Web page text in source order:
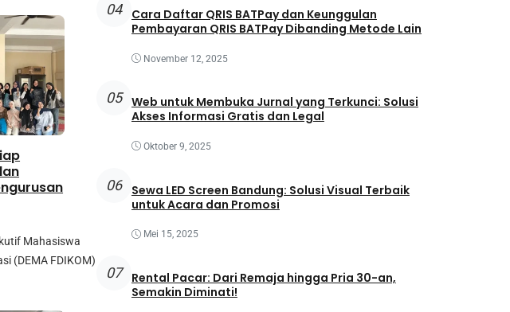
Mahasiswa
(DEMA FDIKOM)
04
Cara Daftar QRIS BATPay dan Keunggulan
Pembayaran QRIS BATPay Dibanding Metode Lain
November 12, 2025
05
Web untuk Membuka Jurnal yang Terkunci: Solusi
Akses Informasi Gratis dan Legal
Oktober 9, 2025
06
Sewa LED Screen Bandung: Solusi Visual Terbaik
untuk Acara dan Promosi
Mei 15, 2025
07
Rental Pacar: Dari Remaja hingga Pria 30-an,
Semakin Diminati!